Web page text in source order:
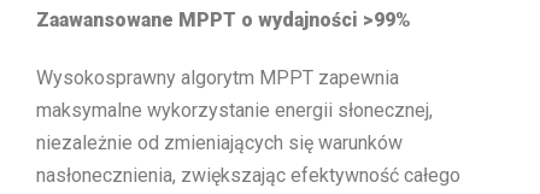
Zaawansowane MPPT o wydajności >99%
Wysokosprawny algorytm MPPT zapewnia
maksymalne wykorzystanie energii słonecznej,
niezależnie od zmieniających się warunków
nasłonecznienia, zwiększając efektywność całego